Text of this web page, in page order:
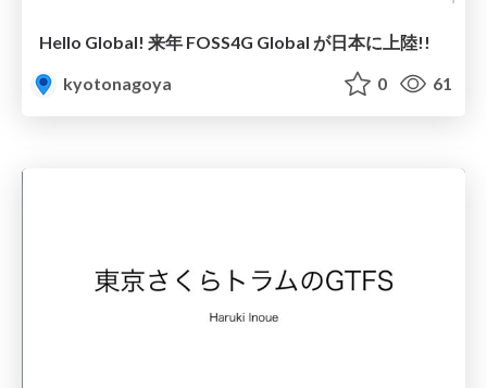
Hello Global! 来年 FOSS4G Global が日本に上陸!!
kyotonagoya
0 61